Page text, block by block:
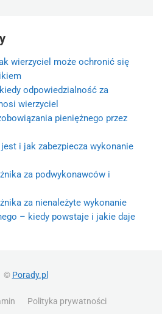
wierzyciel może ochronić się
odpowiedzialność za
wierzyciel
pieniężnego przez
i jak zabezpiecza wykonanie
za podwykonawców i
za nienależyte wykonanie
– kiedy powstaje i jakie daje
© Porady.pl
Polityka prywatności